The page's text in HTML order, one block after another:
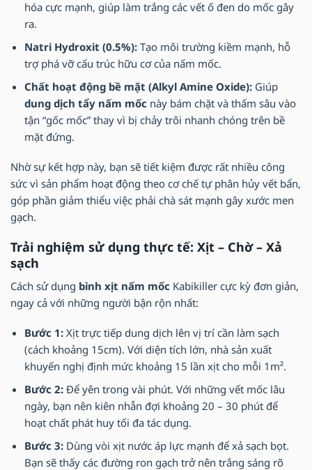
hóa cực mạnh, giúp làm trắng các vết ố đen do mốc gây
ra.
Natri Hydroxit (0.5%):Tạo môi trường kiềm mạnh, hỗ
trợ phá vỡ cấu trúc hữu cơ của nấm mốc.
Chất hoạt động bề mặt (Alkyl Amine Oxide):Giúp
dung dịch tẩy nấm mốcnày bám chặt và thấm sâu vào
tận “gốc mốc” thay vì bị chảy trôi nhanh chóng trên bề
mặt đứng.
Nhờ sự kết hợp này, bạn sẽ tiết kiệm được rất nhiều công
sức vì sản phẩm hoạt động theo cơ chế tự phân hủy vết bẩn,
góp phần giảm thiểu việc phải chà sát mạnh gây xước men
gạch.
Trải nghiệm sử dụng thực tế: Xịt – Chờ – Xả
sạch
Cách sử dụng bình xịt nấm mốc Kabikiller cực kỳ đơn giản,
ngay cả với những người bận rộn nhất:
Bước 1:Xịt trực tiếp dung dịch lên vị trí cần làm sạch
(cách khoảng 15cm). Với diện tích lớn, nhà sản xuất
khuyến nghị định mức khoảng 15 lần xịt cho mỗi 1m².
Bước 2:Để yên trong vài phút. Với những vết mốc lâu
ngày, bạn nên kiên nhẫn đợi khoảng 20 – 30 phút để
hoạt chất phát huy tối đa tác dụng.
Bước 3:Dùng vòi xịt nước áp lực mạnh để xả sạch bọt.
Bạn sẽ thấy các đường ron gạch trở nên trắng sáng rõ